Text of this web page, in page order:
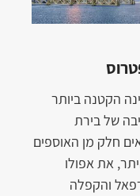
הקטנה ביותר
של בירת
חלק מן האוספים
את אפולו
והקפלה